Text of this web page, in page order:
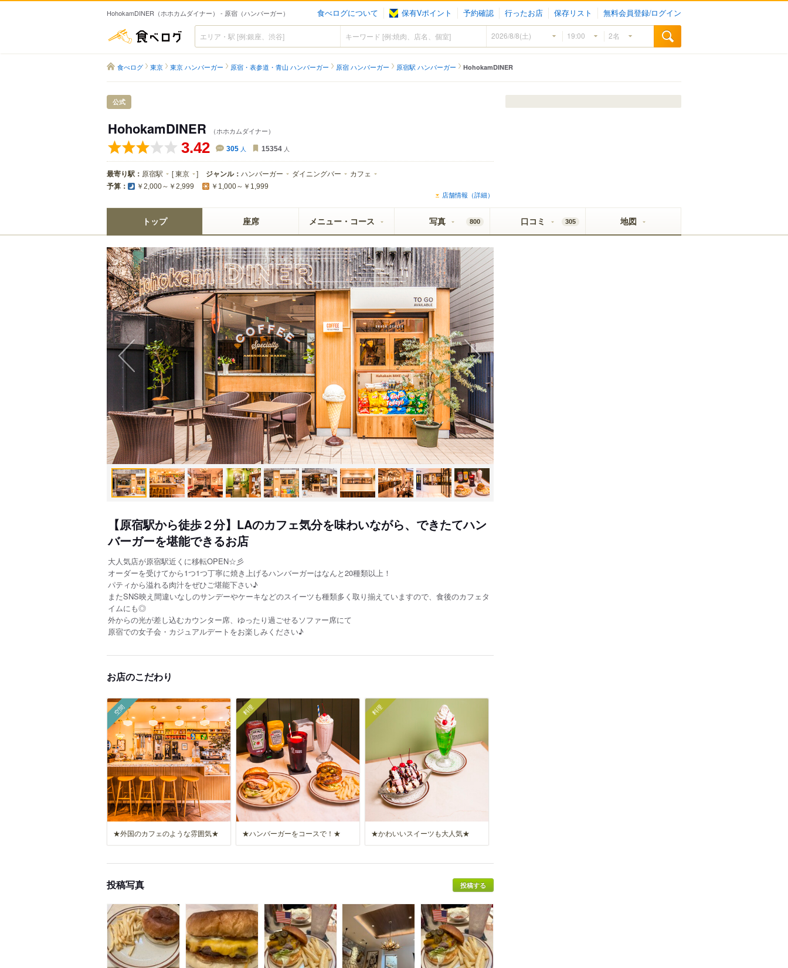
HohokamDINER（ホホカムダイナー） - 原宿（ハンバーガー） 食べログについて 保有Vポイント 予約確認 行ったお店 保存リスト 無料会員登録/ログイン
食べログ
食べログ 東京 東京 ハンバーガー 原宿・表参道・青山 ハンバーガー 原宿 ハンバーガー 原宿駅 ハンバーガー HohokamDINER
公式
HohokamDINER （ホホカムダイナー）
3.42 305 人 15354 人
最寄り駅： 原宿駅 [東京 ] ジャンル： ハンバーガー ダイニングバー カフェ
予算： ￥2,000～￥2,999 ￥1,000～￥1,999
店舗情報（詳細）
トップ 座席 メニュー・コース 写真 800 口コミ 305 地図
【原宿駅から徒歩２分】LAのカフェ気分を味わいながら、できたてハン
バーガーを堪能できるお店
大人気店が原宿駅近くに移転OPEN☆彡
オーダーを受けてから1つ1つ丁寧に焼き上げるハンバーガーはなんと20種類以上！
パティから溢れる肉汁をぜひご堪能下さい♪
またSNS映え間違いなしのサンデーやケーキなどのスイーツも種類多く取り揃えていますので、食後のカフェタ
イムにも◎
外からの光が差し込むカウンター席、ゆったり過ごせるソファー席にて
原宿での女子会・カジュアルデートをお楽しみください♪
お店のこだわり
空間
★外国のカフェのような雰囲気★
料理
★ハンバーガーをコースで！★
料理
★かわいいスイーツも大人気★
投稿写真 投稿する